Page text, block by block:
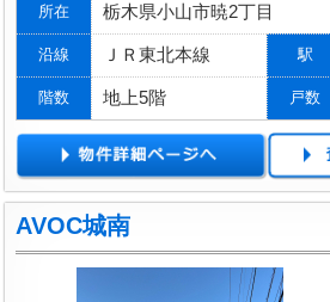
所在 栃木県小山市暁2丁目
沿線 ＪＲ東北本線 駅
階数 地上5階 戸数
AVOC城南